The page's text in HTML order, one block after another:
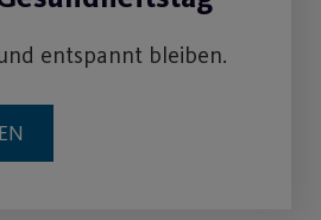
entspannt bleiben.